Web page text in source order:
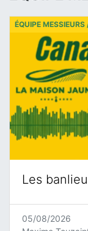
Les
ÉQUIPE
05/08/2026